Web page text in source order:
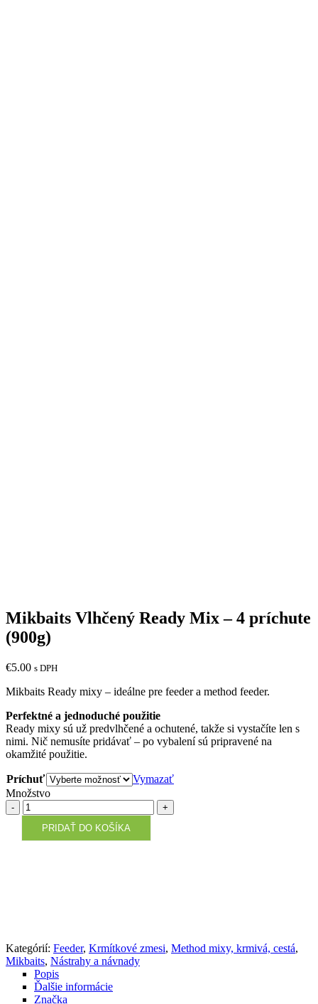
Mikbaits Vlhčený Ready Mix – 4 príchute
(900g)
€5.00 s DPH
Mikbaits Ready mixy – ideálne pre feeder a method feeder.
Perfektné a jednoduché použitie
Ready mixy sú už predvlhčené a ochutené, takže si vystačíte len s
nimi. Nič nemusíte pridávať – po vybalení sú pripravené na
okamžité použitie.
Príchuť
Vymazať
Množstvo
Množstvo
PRIDAŤ DO KOŠÍKA
Kategórií: Feeder, Krmítkové zmesi, Method mixy, krmivá, cestá,
Mikbaits, Nástrahy a návnady
Popis
Ďalšie informácie
Značka